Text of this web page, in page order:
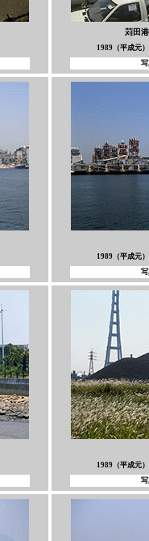
苅田
1989（平成元
1989（平成元
1989（平成元